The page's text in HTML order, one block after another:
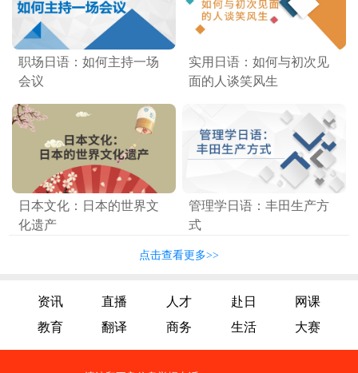
职场日语：如何主持一场
会议
实用日语：如何与初次见
面的人谈笑风生
日本文化：日本的世界文
化遗产
管理学日语：丰田生产方
式
点击查看更多>>
资讯 直播 人才 赴日
网课
教育
翻译 商务 生活 大赛